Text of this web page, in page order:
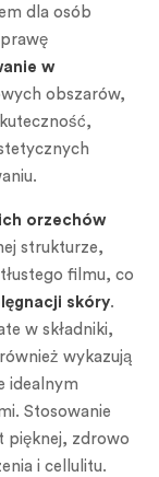
dla osób
w
obszarów,
orzechów
strukturze,
filmu, co
skóry.
w składniki,
wykazują
idealnym
Stosowanie
pięknej, zdrowo
i cellulitu.